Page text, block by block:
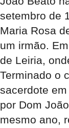
setembro de
Maria Rosa
um irmão.
de Leiria,
Terminado o
sacerdote
por Dom
mesmo ano,